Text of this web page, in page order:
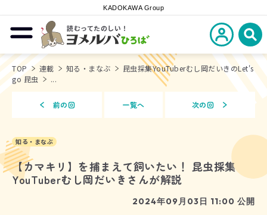
KADOKAWA Group
メニューを開閉する
読むってたのしい！
ヨメルバひろば
新規会員登
検
TOP 連載 知る・まなぶ
昆虫採集YouTuberむし岡だいきのLet's
go 昆虫
...
前の回 一覧へ 次の回
知る・まなぶ
【カマキリ】を捕まえて飼いたい！ 昆虫採集
YouTuberむし岡だいきさんが解説
2024年09月03日 11:00 公開